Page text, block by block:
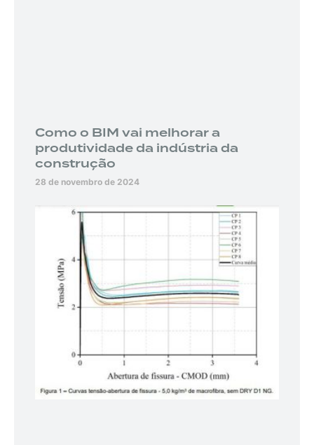
Como o BIM vai melhorar a
produtividade da indústria da
construção
28 de novembro de 2024